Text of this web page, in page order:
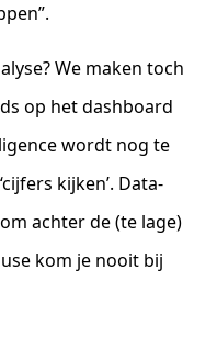
We maken toch
op het dashboard
wordt nog te
kijken’. Data-
achter de (te lage)
kom je nooit bij